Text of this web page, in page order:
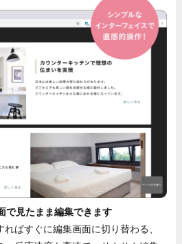
で見たまま編集できます
ばすぐに編集画面に切り替わる、